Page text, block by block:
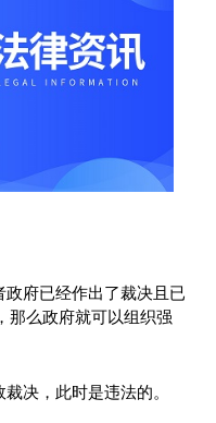
府已经作出了裁决且已
那么政府就可以组织强
决，此时是违法的。